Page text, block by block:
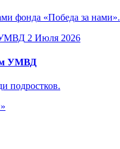
фонда «Победа за нами».
2 Июля 2026
УМВД
подростков.